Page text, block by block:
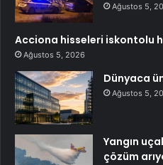
Ağustos 5,
Acciona hisseleri iskontolu
Ağustos 5, 2026
Dünyaca
Ağustos 5,
Yangın
çözüm